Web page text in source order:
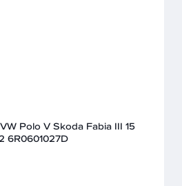
Polo V Skoda Fabia III 15
6R0601027D